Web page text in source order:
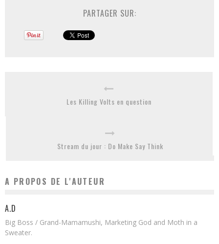
PARTAGER SUR:
Les Killing Volts en question
Stream du jour : Do Make Say Think
A PROPOS DE L'AUTEUR
A.D
Big Boss / Grand-Mamamushi, Marketing God and Moth in a
Sweater.